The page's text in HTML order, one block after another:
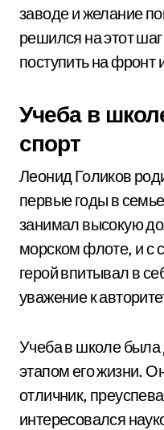
заводе и желание
решился на этот
поступить на
Учеба в
спорт
Леонид Голиков
первые годы в
занимал высокую
морском флоте, и с
герой впитывал в
уважение к
Учеба в школе
этапом его жизни.
отличник,
интересовался